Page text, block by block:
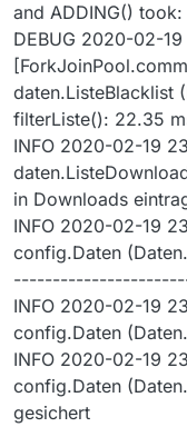
and ADDING() took:
DEBUG 2020-02-19
daten.ListeBlacklist
filterListe(): 22.35
INFO 2020-02-19
in Downloads
INFO 2020-02-19
config.Daten
INFO 2020-02-19
config.Daten
INFO 2020-02-19
config.Daten
gesichert